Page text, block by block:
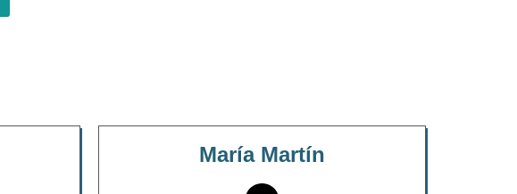
María Martín